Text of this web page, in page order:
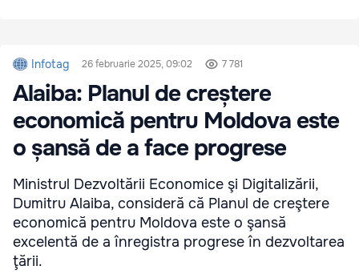
Infotag 26 februarie 2025, 09:02 7 781
Alaiba: Planul de creștere
economică pentru Moldova este
o șansă de a face progrese
Ministrul Dezvoltării Economice şi Digitalizării,
Dumitru Alaiba, consideră că Planul de creştere
economică pentru Moldova este o şansă
excelentă de a înregistra progrese în dezvoltarea
ţării.